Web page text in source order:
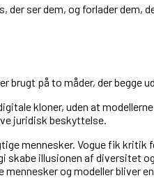
der ser dem, og forlader dem,
brugt på to måder, der begge
kloner, uden at
juridisk beskyttelse.
mennesker. Vogue fik kritik
skabe illusionen af diversitet
og modeller bliver